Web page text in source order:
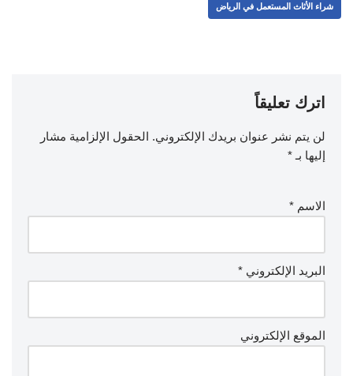
شراء الأثاث المستعمل في الرياض
اترك تعليقاً
لن يتم نشر عنوان بريدك الإلكتروني. الحقول الإلزامية مشار
إليها بـ *
الاسم *
البريد الإلكتروني *
الموقع الإلكتروني